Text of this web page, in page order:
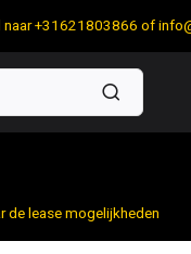
naar +31621803866 of
de lease mogelijkheden